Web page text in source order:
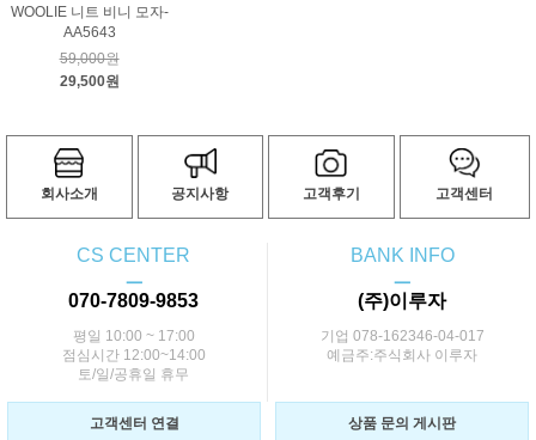
WOOLIE 니트 비니 모자-
AA5643
59,000원
29,500원
회사소개 공지사항 고객후기 고객센터
CS CENTER
ㅡ
070-7809-9853
평일 10:00 ~ 17:00
점심시간 12:00~14:00
토/일/공휴일 휴무
BANK INFO
ㅡ
(주)이루자
기업 078-162346-04-017
예금주:주식회사 이루자
고객센터 연결 상품 문의 게시판